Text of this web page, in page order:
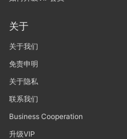
关于
关于我们
免责申明
关于隐私
联系我们
Business Cooperation
升级VIP